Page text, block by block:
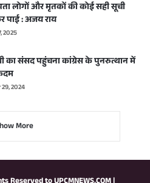
लोगों और मृतकों की कोई सही सूची
पाई : अजय राय
2025
का संसद पहुंचना कांग्रेस के पुनरुत्थान में
2024
More